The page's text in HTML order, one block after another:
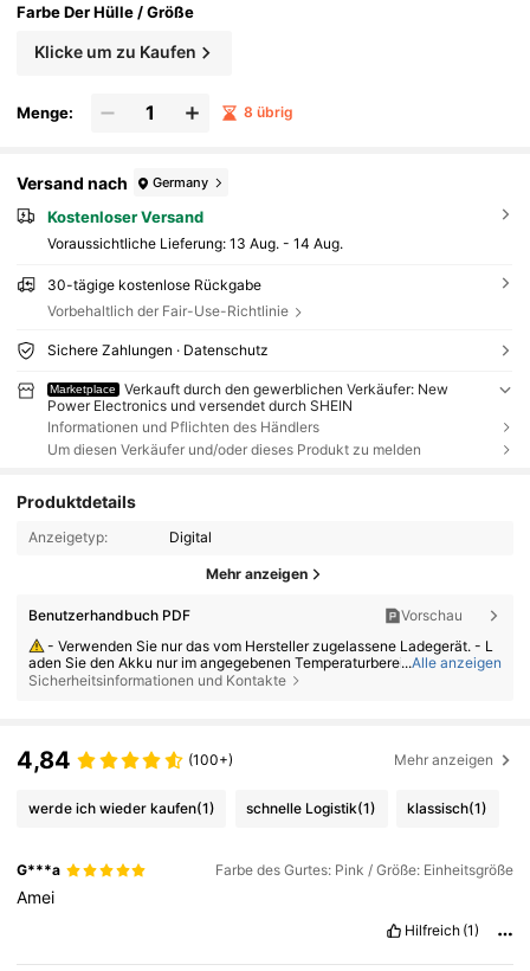
Farbe Der Hülle / Größe
Klicke um zu Kaufen
Menge: 8 übrig
Versand nach Germany
Kostenloser Versand
Voraussichtliche Lieferung: 13 Aug. - 14 Aug.
30-tägige kostenlose Rückgabe
Vorbehaltlich der Fair-Use-Richtlinie
Sichere Zahlungen · Datenschutz
Marketplace
Verkauft durch den gewerblichen Verkäufer: New
Power Electronics und versendet durch SHEIN
Informationen und Pflichten des Händlers
Um diesen Verkäufer und/oder dieses Produkt zu melden
Produktdetails
Anzeigetyp: Digital
Mehr anzeigen
Benutzerhandbuch PDF
Vorschau
- Verwenden Sie nur das vom Hersteller zugelassene Ladegerät. - L
aden Sie den Akku nur im angegebenen Temperaturbereich.
- Der Einsatz eines falschen Batterietyps kann zu Brand oder Explosi
er niedrigem Luftdruck kann zu einer Explosion oder zum Austreten von
brennbaren Flüssigkeiten oder Gasen führen.
...Alle anzeigen
Sicherheitsinformationen und Kontakte
4,84 (100+) Mehr anzeigen
werde ich wieder kaufen(1) schnelle Logistik(1) klassisch(1)
G***a Farbe des Gurtes: Pink / Größe: Einheitsgröße
Amei
Hilfreich (1)